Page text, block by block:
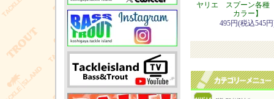
ヤリエ スプーン各種
カラー】
495円(税込545